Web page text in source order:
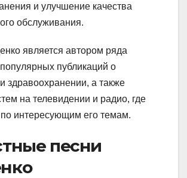
и улучшение качества
обслуживания.
является автором ряда
публикаций о
здравоохранении, а также
на телевидении и радио, где
по интересующим его темам.
песни